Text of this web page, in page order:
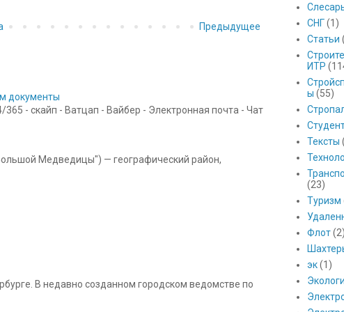
Предыдущее
документы
- скайп - Ватцап - Вайбер - Электронная почта - Чат
Медведицы") — географический район,
В недавно созданном городском ведомстве по
СНГ (1)
Статьи
ИТР
ы (55)
Тексты
(23)
Туризм
Флот
эк (1)